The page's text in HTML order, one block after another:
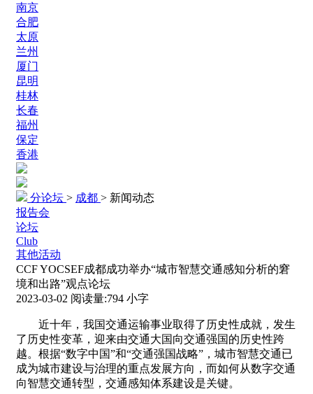
南京
合肥
太原
兰州
厦门
昆明
桂林
长春
福州
保定
香港
分论坛 > 成都 > 新闻动态
报告会
论坛
Club
其他活动
CCF YOCSEF成都成功举办“城市智慧交通感知分析的窘
境和出路”观点论坛
2023-03-02 阅读量:794 小字
近十年，我国交通运输事业取得了历史性成就，发生
了历史性变革 ， 迎来由交通大国向交通强国的历史性跨
越。根据“数字中国”和“交通强国战略”， 城市智慧交通已
成为城市建设与治理的重点发展方向，而如何从数字交通
向智慧交通转型，交通感知体系建设是关键。